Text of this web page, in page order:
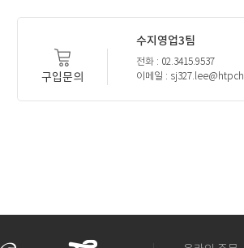
구입문의
수지영업3팀
전화 : 02.3415.9537
이메일 :